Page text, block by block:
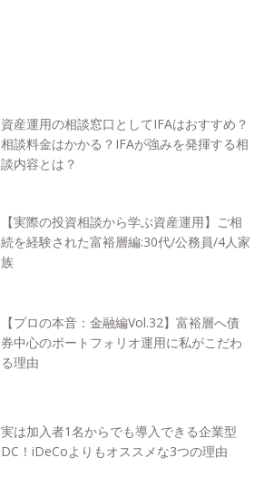
資産運用の相談窓口としてIFAはおすすめ？
相談料金はかかる？IFAが強みを発揮する相
談内容とは？
【実際の投資相談から学ぶ資産運用】ご相
続を経験された富裕層編:30代/公務員/4人家
族
【プロの本音：金融編Vol.32】富裕層へ債
券中心のポートフォリオ運用に私がこだわ
る理由
実は加入者1名からでも導入できる企業型
DC！iDeCoよりもオススメな3つの理由